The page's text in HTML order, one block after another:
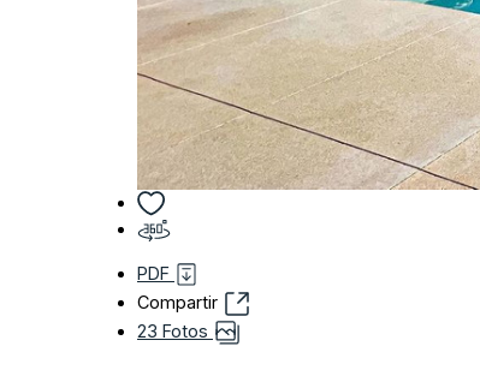
PDF
Compartir
23 Fotos